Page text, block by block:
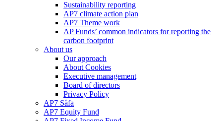
Sustainability reporting
AP7 climate action plan
AP7 Theme work
AP Funds’ common indicators for reporting the
carbon footprint
About us
Our approach
About Cookies
Executive management
Board of directors
Privacy Policy
AP7 Såfa
AP7 Equity Fund